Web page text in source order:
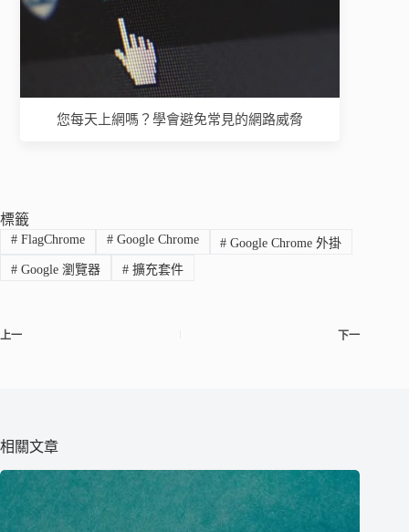
您每天上網嗎？學會避免常見的網路威脅
標籤
#FlagChrome #Google Chrome # Google Chrome 外掛
#Google 瀏覽器 #擴充套件
上一 下一
相關文章